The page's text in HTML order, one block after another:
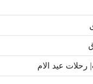
رحلات عيد الام